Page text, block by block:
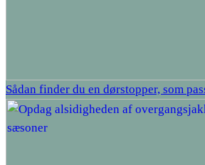
Sådan finder du en dørstopper, som